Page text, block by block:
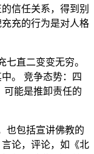
信任关系，得到别
充的行为是对人格
直二变变无穷。
。 竞争态势：四
可能是推卸责任的
也包括宣讲佛教的
论，评论，如《北